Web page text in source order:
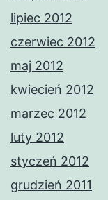
lipiec 2012
czerwiec 2012
maj 2012
kwiecień 2012
marzec 2012
luty 2012
styczeń 2012
grudzień 2011